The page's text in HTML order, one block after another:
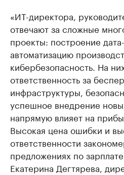
«ИТ-директора,
отвечают за сложные
проекты: построение
автоматизацию
кибербезопасность. На
ответственность за
инфраструктуры,
успешное внедрение
напрямую влияет на
Высокая цена ошибки и
ответственности
предложениях по
Екатерина Дегтярева,